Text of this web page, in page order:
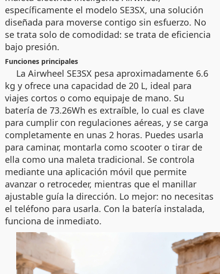
específicamente el modelo SE3SX, una solución
diseñada para moverse contigo sin esfuerzo. No
se trata solo de comodidad: se trata de eficiencia
bajo presión.
Funciones principales
La Airwheel SE3SX pesa aproximadamente 6.6
kg y ofrece una capacidad de 20 L, ideal para
viajes cortos o como equipaje de mano. Su
batería de 73.26Wh es extraíble, lo cual es clave
para cumplir con regulaciones aéreas, y se carga
completamente en unas 2 horas. Puedes usarla
para caminar, montarla como scooter o tirar de
ella como una maleta tradicional. Se controla
mediante una aplicación móvil que permite
avanzar o retroceder, mientras que el manillar
ajustable guía la dirección. Lo mejor: no necesitas
el teléfono para usarla. Con la batería instalada,
funciona de inmediato.